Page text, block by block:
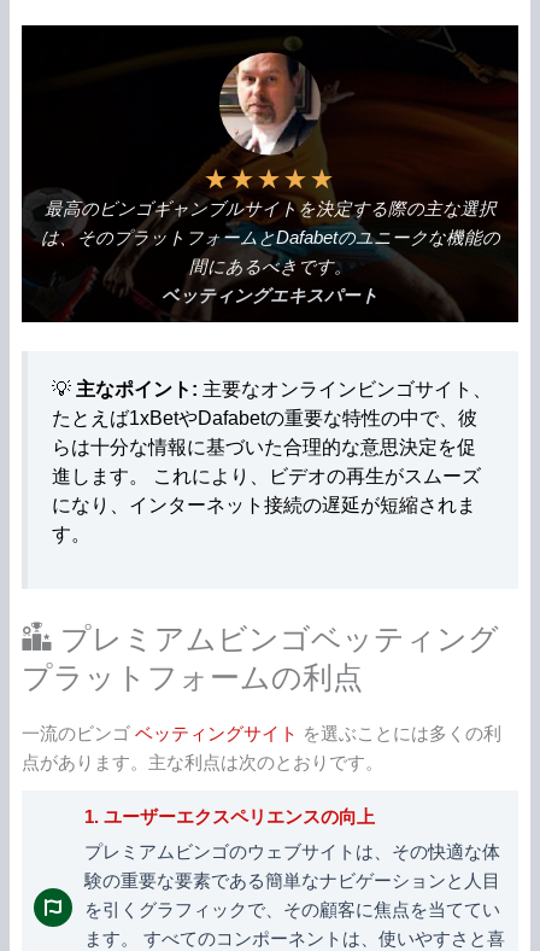
★★★★★
最高のビンゴギャンブルサイトを決定する際の主な選択
は、そのプラットフォームとDafabetのユニークな機能の
間にあるべきです。
ベッティングエキスパート
💡 主なポイント: 主要なオンラインビンゴサイト、
たとえば1xBetやDafabetの重要な特性の中で、彼
らは十分な情報に基づいた合理的な意思決定を促
進します。 これにより、ビデオの再生がスムーズ
になり、インターネット接続の遅延が短縮されま
す。
プレミアムビンゴベッティング
プラットフォームの利点
一流のビンゴ ベッティングサイト を選ぶことには多くの利
点があります。主な利点は次のとおりです。
1. ユーザーエクスペリエンスの向上
プレミアムビンゴのウェブサイトは、その快適な体
験の重要な要素である簡単なナビゲーションと人目
を引くグラフィックで、その顧客に焦点を当ててい
ます。 すべてのコンポーネントは、使いやすさと喜